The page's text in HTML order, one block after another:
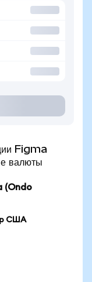
Figma
валюты
(Ondo
США